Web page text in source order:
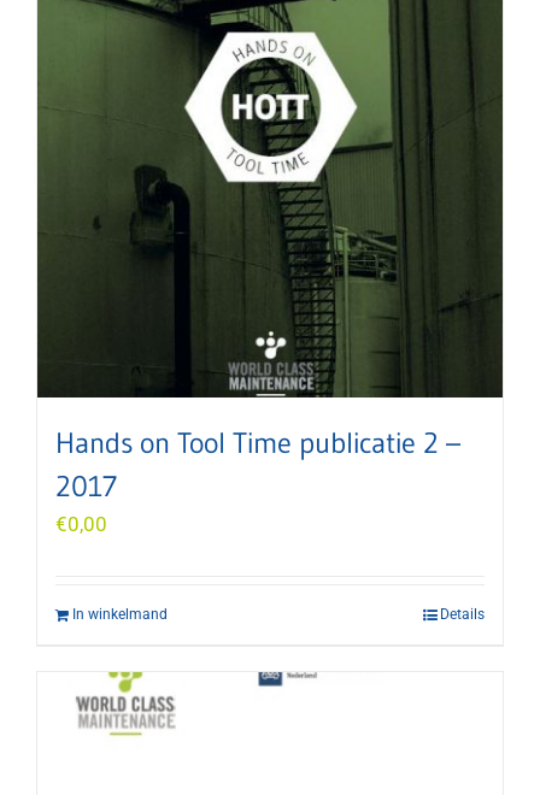
Hands on Tool Time publicatie 2 –
2017
€0,00
In winkelmand Details